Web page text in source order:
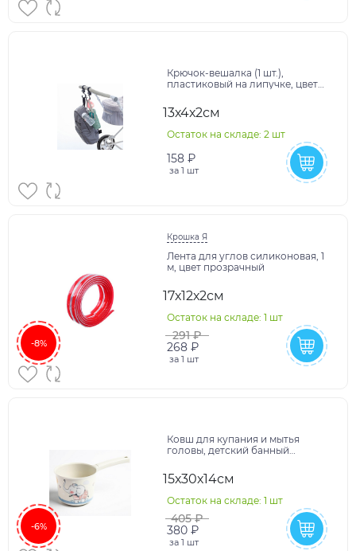
Крючок-вешалка (1 шт.),
пластиковый на липучке, цвет
13х4х2см
Остаток на складе: 2 шт
158 ₽
за 1 шт
-8%
Крошка Я
Лента для углов силиконовая, 1
м, цвет прозрачный
17х12х2см
Остаток на складе: 1 шт
291 ₽
268 ₽
за 1 шт
-6%
Ковш для купания и мытья
головы, детский банный
ДЕКО, «Слоник»
15х30х14см
Остаток на складе: 1 шт
405 ₽
380 ₽
за 1 шт